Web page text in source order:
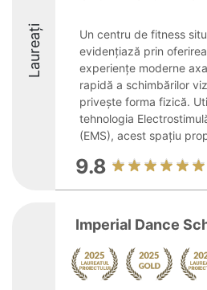
Laureați
Un centru de fitness
evidențiază prin
experiențe moderne
rapidă a schimbărilor
privește forma fizică.
tehnologia
(EMS), acest spațiu
9.8
Imperial Dance